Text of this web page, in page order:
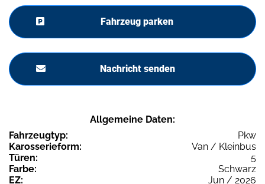
Fahrzeug parken
Nachricht senden
Allgemeine Daten:
Fahrzeugtyp:
Pkw
Karosserieform:
Van / Kleinbus
Türen:
5
Farbe:
Schwarz
EZ:
Jun / 2026